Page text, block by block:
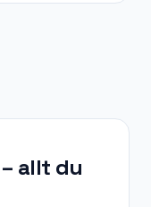
– allt du